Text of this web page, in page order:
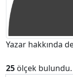
Yazar hakkında
25 ölçek bulundu.